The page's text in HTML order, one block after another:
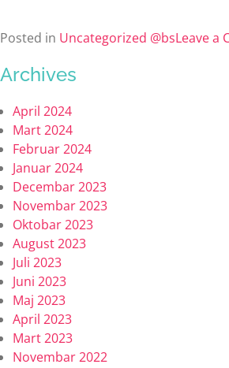
Posted in Uncategorized @bsLeave a
Archives
April 2024
Mart 2024
Februar 2024
Januar 2024
Decembar 2023
Novembar 2023
Oktobar 2023
August 2023
Juli 2023
Juni 2023
Maj 2023
April 2023
Mart 2023
Novembar 2022